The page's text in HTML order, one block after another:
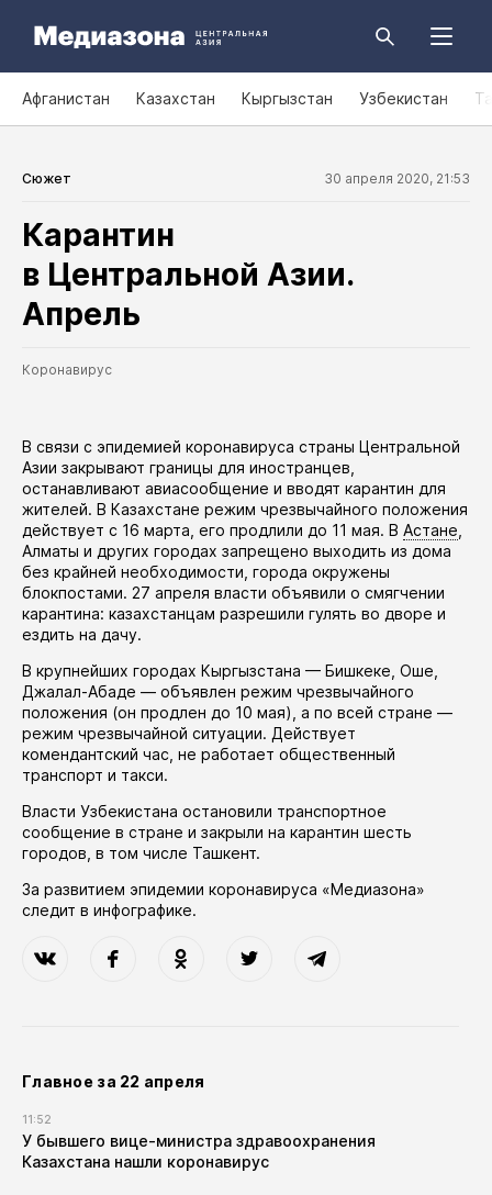
Афганистан Казахстан Кыргызстан Узбекистан
Сюжет 30 апреля 2020, 21:53
Карантин
в Центральной Азии.
Апрель
Коронавирус
В связи с эпидемией коронавируса страны Центральной
Азии закрывают границы для иностранцев,
останавливают авиасообщение и вводят карантин для
жителей. В Казахстане режим чрезвычайного положения
действует с 16 марта, его продлили до 11 мая. В Астане
Алматы и других городах запрещено выходить из дома
без крайней необходимости, города окружены
блокпостами. 27 апреля власти объявили о смягчении
карантина: казахстанцам разрешили гулять во дворе и
ездить на дачу.
В крупнейших городах Кыргызстана — Бишкеке, Оше,
Джалал-Абаде — объявлен режим чрезвычайного
положения (он продлен до 10 мая), а по всей стране —
режим чрезвычайной ситуации. Действует
комендантский час, не работает общественный
транспорт и такси.
Власти Узбекистана остановили транспортное
сообщение в стране и закрыли на карантин шесть
городов, в том числе Ташкент.
За развитием эпидемии коронавируса «Медиазона»
следит в инфографике.
Главное за 22 апреля
11:52
У бывшего вице-министра здравоохранения
Казахстана нашли коронавирус